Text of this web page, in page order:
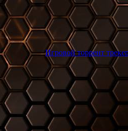
Игровой торрент трекер games-